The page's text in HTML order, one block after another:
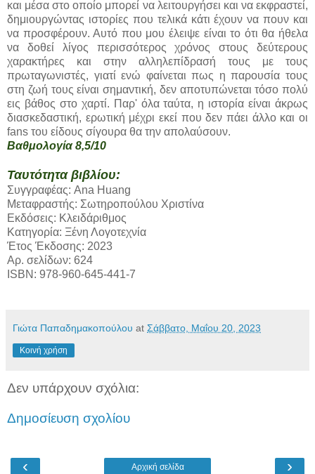
και μέσα στο οποίο μπορεί να λειτουργήσει και να εκφραστεί,
δημιουργώντας ιστορίες που τελικά κάτι έχουν να πουν και
να προσφέρουν. Αυτό που μου έλειψε είναι το ότι θα ήθελα
να δοθεί λίγος περισσότερος χρόνος στους δεύτερους
χαρακτήρες και στην αλληλεπίδρασή τους με τους
πρωταγωνιστές, γιατί ενώ φαίνεται πως η παρουσία τους
στη ζωή τους είναι σημαντική, δεν αποτυπώνεται τόσο πολύ
εις βάθος στο χαρτί. Παρ' όλα ταύτα, η ιστορία είναι άκρως
διασκεδαστική, ερωτική μέχρι εκεί που δεν πάει άλλο και οι
fans του είδους σίγουρα θα την απολαύσουν.
Βαθμολογία 8,5/10
Ταυτότητα βιβλίου:
Συγγραφέας: Ana Huang
Μεταφραστής: Σωτηροπούλου Χριστίνα
Εκδόσεις: Κλειδάριθμος
Κατηγορία: Ξένη Λογοτεχνία
Έτος Έκδοσης: 2023
Αρ. σελίδων: 624
ISBN: 978-960-645-441-7
Γιώτα Παπαδημακοπούλου at Σάββατο, Μαΐου 20, 2023
Κοινή χρήση
Δεν υπάρχουν σχόλια:
Δημοσίευση σχολίου
‹ ›
Αρχική σελίδα